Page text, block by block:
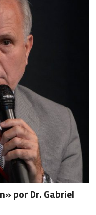
por Dr. Gabriel